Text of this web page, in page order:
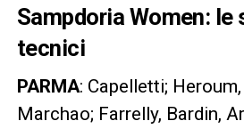
Sampdoria Women: le
tecnici
PARMA: Capelletti;
Marchao; Farrelly, Bardin,